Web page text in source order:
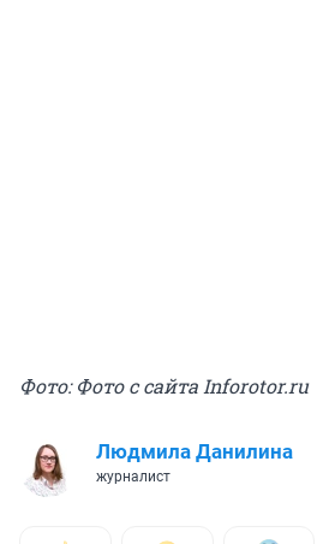
Фото: Фото с сайта Inforotor.ru
Людмила Данилина
журналист